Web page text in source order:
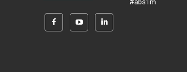
#abs1m